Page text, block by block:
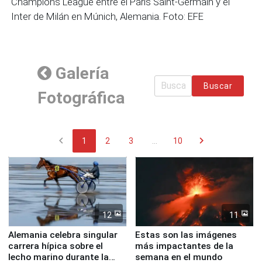
Inter de Milán en Múnich, Alemania. Foto: EFE
Galería
Fotográfica
Buscar
chevron_left 1 2 3 10 chevron_right
12
Alemania celebra singular
carrera hípica sobre el
lecho marino durante la
11
Estas son las imágenes
más impactantes de la
semana en el mundo